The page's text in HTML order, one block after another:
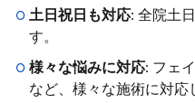
土日祝日も対応: 全院土
す。
様々な悩みに対応: フェ
など、様々な施術に対応